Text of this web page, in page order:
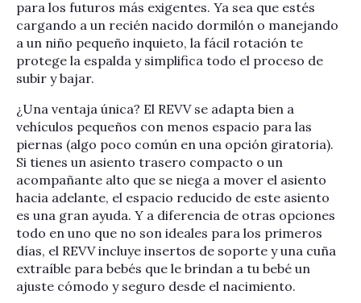
para los futuros más exigentes. Ya sea que estés
cargando a un recién nacido dormilón o manejando
a un niño pequeño inquieto, la fácil rotación te
protege la espalda y simplifica todo el proceso de
subir y bajar.
¿Una ventaja única? El REVV se adapta bien a
vehículos pequeños con menos espacio para las
piernas (algo poco común en una opción giratoria).
Si tienes un asiento trasero compacto o un
acompañante alto que se niega a mover el asiento
hacia adelante, el espacio reducido de este asiento
es una gran ayuda. Y a diferencia de otras opciones
todo en uno que no son ideales para los primeros
días, el REVV incluye insertos de soporte y una cuña
extraíble para bebés que le brindan a tu bebé un
ajuste cómodo y seguro desde el nacimiento.